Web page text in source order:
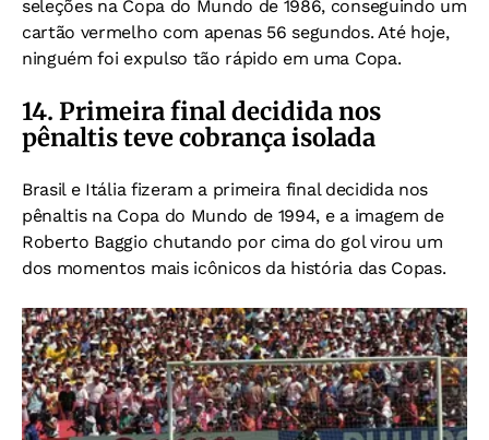
seleções na Copa do Mundo de 1986, conseguindo um
cartão vermelho com apenas 56 segundos.Até hoje,
ninguém foi expulso tão rápido em uma Copa.
14. Primeira final decidida nos
pênaltis teve cobrança isolada
Brasil e Itália fizeram a primeira final decidida nos
pênaltis na Copa do Mundo de 1994, e aimagem de
Roberto Baggio chutando por cima do gol virou um
dos momentos mais icônicos da história das Copas.